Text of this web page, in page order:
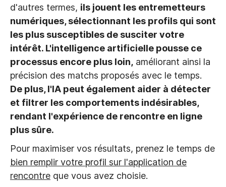
d'autres termes, ils jouent les entremetteurs
numériques, sélectionnant les profils qui sont
les plus susceptibles de susciter votre
intérêt. L'intelligence artificielle pousse ce
processus encore plus loin, améliorant ainsi la
précision des matchs proposés avec le temps.
De plus, l'IA peut également aider à détecter
et filtrer les comportements indésirables,
rendant l'expérience de rencontre en ligne
plus sûre.
Pour maximiser vos résultats, prenez le temps de
bien remplir votre profil sur l'application de
rencontre que vous avez choisie.